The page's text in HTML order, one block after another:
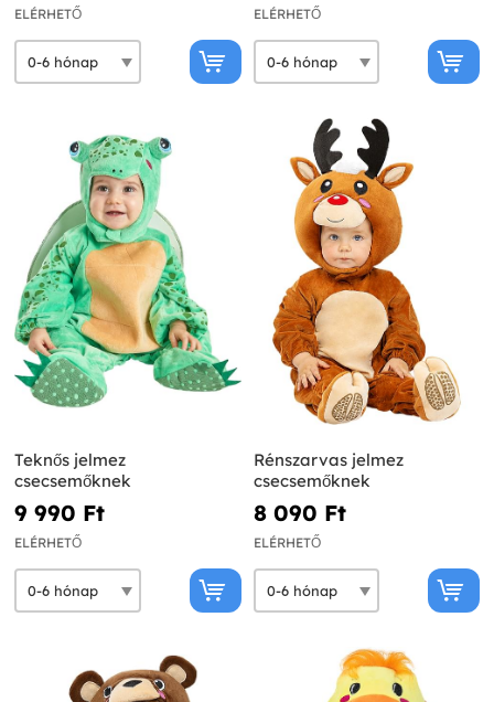
ELÉRHETŐ ELÉRHETŐ
Teknős jelmez
csecsemőknek
9 990 Ft‎
ELÉRHETŐ
Rénszarvas jelmez
csecsemőknek
8 090 Ft‎
ELÉRHETŐ